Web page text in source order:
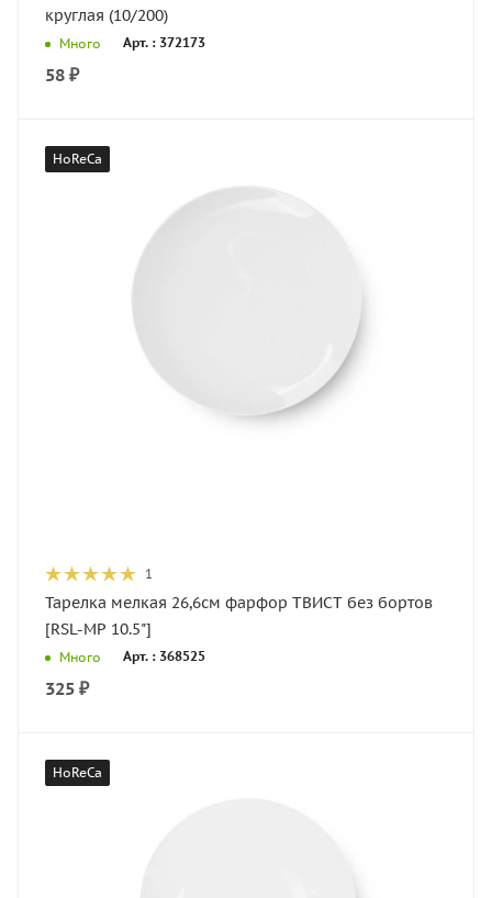
круглая (10/200)
Много Арт. : 372173
58 ₽
HoReCa
1
Тарелка мелкая 26,6см фарфор ТВИСТ без бортов
[RSL-MP 10.5"]
Много Арт. : 368525
325 ₽
HoReCa